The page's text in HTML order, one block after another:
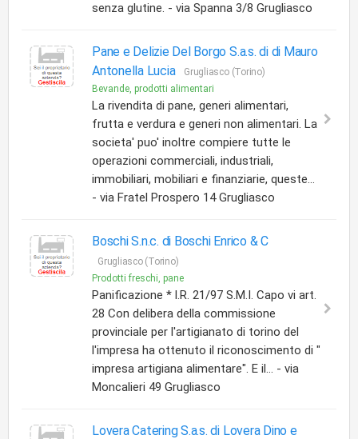
senza glutine. - via Spanna 3/8 Grugliasco
Pane e Delizie Del Borgo S.a.s. di di Mauro
Antonella Lucia
Grugliasco (Torino)
Bevande, prodotti alimentari
La rivendita di pane, generi alimentari,
frutta e verdura e generi non alimentari. La
societa' puo' inoltre compiere tutte le
operazioni commerciali, industriali,
immobiliari, mobiliari e finanziarie, queste...
- via Fratel Prospero 14 Grugliasco
Boschi S.n.c. di Boschi Enrico & C
Grugliasco (Torino)
Prodotti freschi, pane
Panificazione * l.R. 21/97 S.M.I. Capo vi art.
28 Con delibera della commissione
provinciale per l'artigianato di torino del
l'impresa ha ottenuto il riconoscimento di "
impresa artigiana alimentare". E il... - via
Moncalieri 49 Grugliasco
Lovera Catering S.a.s. di Lovera Dino e